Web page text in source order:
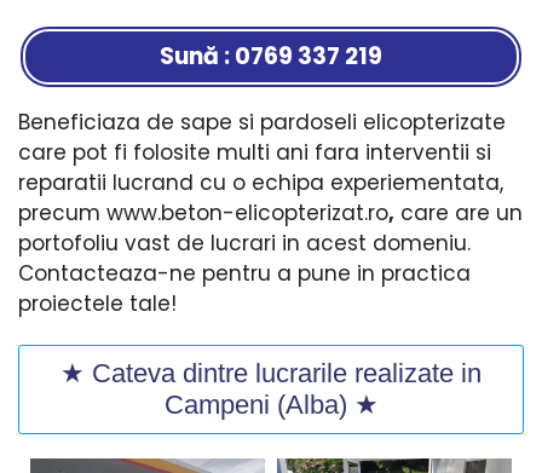
Sună : 0769 337 219
Beneficiaza de sape si pardoseli elicopterizate
care pot fi folosite multi ani fara interventii si
reparatii lucrand cu o echipa experiementata,
precum www.beton-elicopterizat.ro, care are un
portofoliu vast de lucrari in acest domeniu.
Contacteaza-ne pentru a pune in practica
proiectele tale!
★ Cateva dintre lucrarile realizate in
Campeni (Alba) ★